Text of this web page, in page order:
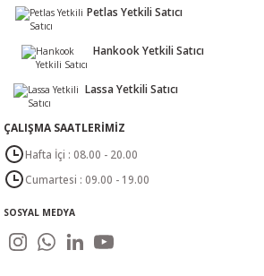
Petlas Yetkili Satıcı
Hankook Yetkili Satıcı
Lassa Yetkili Satıcı
ÇALIŞMA SAATLERİMİZ
Hafta İçi : 08.00 - 20.00
Cumartesi : 09.00 - 19.00
SOSYAL MEDYA